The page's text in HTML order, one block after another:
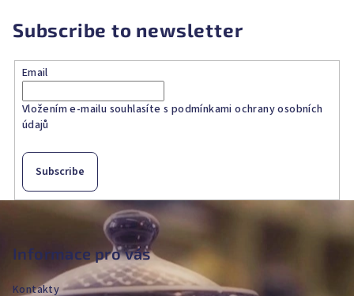
Subscribe to newsletter
Email
Vložením e-mailu souhlasíte s podmínkami ochrany osobních
údajů
Subscribe
F
Informace pro vás
Kontakty